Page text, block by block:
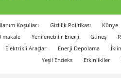
Koşulları Gizlilik Politikası Künye
makale Yenilenebilir Enerji Güneş
Elektrikli Araçlar Enerji Depolama
Yeşil Endeks
Etkinlikller